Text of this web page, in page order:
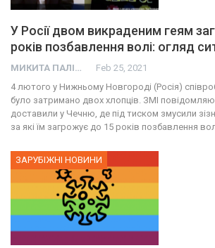
У Росії двом викраденим геям
років позбавлення волі: огляд
МИКИТА ПАЛІЙ Feb 25, 2021
4 лютого у Нижньому Новгороді (Росія)
було затримано двох хлопців. ЗМІ
доставили у Чечню, де під тиском змусили
за які їм загрожує до 15 років позбавлення
ЗАРУБІЖНІ НОВИНИ